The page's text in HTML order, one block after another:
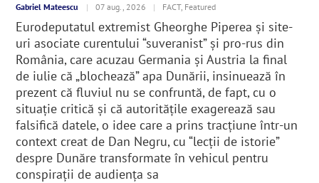
Gabriel Mateescu | 07 aug., 2026 | FACT, Featured
Eurodeputatul extremist Gheorghe Piperea și site-
uri asociate curentului “suveranist” și pro-rus din
România, care acuzau Germania și Austria la final
de iulie că „blochează” apa Dunării, insinuează în
prezent că fluviul nu se confruntă, de fapt, cu o
situație critică și că autoritățile exagerează sau
falsifică datele, o idee care a prins tracțiune într-un
context creat de Dan Negru, cu “lecții de istorie”
despre Dunăre transformate în vehicul pentru
conspirații de audiența sa